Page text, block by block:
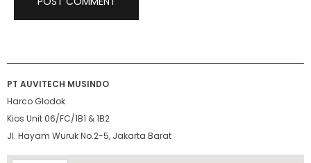
PT AUVITECH MUSINDO
Harco Glodok
Kios Unit 06/FC/1B1 & 1B2
Jl. Hayam Wuruk No.2-5, Jakarta Barat